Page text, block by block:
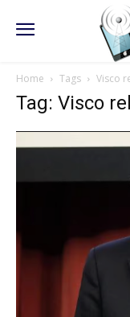
Home Tags Visco
Tag: Visco